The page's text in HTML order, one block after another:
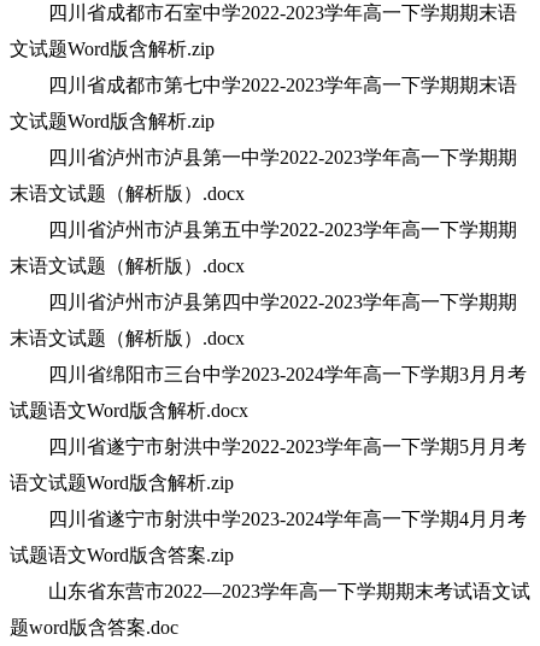
四川省成都市石室中学2022-2023学年高一下学期期末语
文试题Word版含解析.zip
四川省成都市第七中学2022-2023学年高一下学期期末语
文试题Word版含解析.zip
四川省泸州市泸县第一中学2022-2023学年高一下学期期
末语文试题（解析版）.docx
四川省泸州市泸县第五中学2022-2023学年高一下学期期
末语文试题（解析版）.docx
四川省泸州市泸县第四中学2022-2023学年高一下学期期
末语文试题（解析版）.docx
四川省绵阳市三台中学2023-2024学年高一下学期3月月考
试题语文Word版含解析.docx
四川省遂宁市射洪中学2022-2023学年高一下学期5月月考
语文试题Word版含解析.zip
四川省遂宁市射洪中学2023-2024学年高一下学期4月月考
试题语文Word版含答案.zip
山东省东营市2022—2023学年高一下学期期末考试语文试
题word版含答案.doc